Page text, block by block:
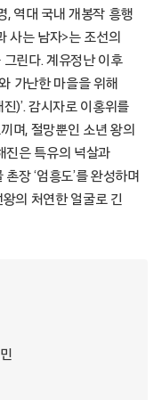
, 역대 국내 개봉작 흥행
사는 남자>는 조선의
린다. 계유정난 이후
가난한 마을을 위해
)’. 감시자로 이홍위를
며, 절망뿐인 소년 왕의
진은 특유의 넉살과
장 ‘엄흥도’를 완성하며
의 처연한 얼굴로 긴